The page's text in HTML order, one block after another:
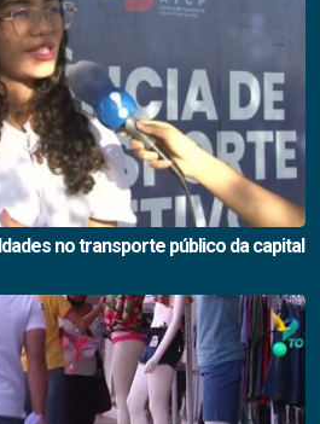
no transporte público da capital